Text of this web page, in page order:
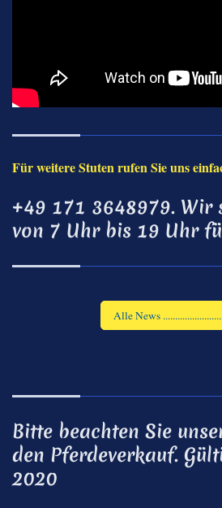
Für weitere Stuten rufen Sie uns
+49 171 3648979. Wir
von 7 Uhr bis 19 Uhr
Alle News
Bitte beachten Sie
den Pferdeverkauf.
2020